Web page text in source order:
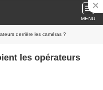
MENU
derrière les caméras ?
les opérateurs